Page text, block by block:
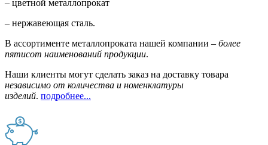
– цветной металлопрокат
– нержавеющая сталь.
В ассортименте металлопроката нашей компании – более
пятисот наименований продукции.
Наши клиенты могут сделать заказ на доставку товара
независимо от количества и номенклатуры
изделий. подробнее...